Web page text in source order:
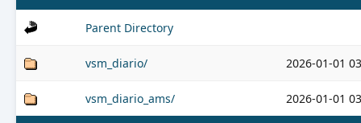
Parent Directory
vsm_diario/ 2026-01-01
vsm_diario_ams/ 2026-01-01